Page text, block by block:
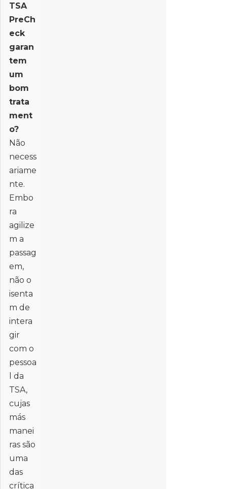
TSA
PreCh
eck
garan
tem
um
bom
trata
ment
o?
Não
necess
ariame
nte.
Embo
ra
agilize
m a
passag
em,
não o
isenta
m de
intera
gir
com o
pessoa
l da
TSA,
cujas
más
manei
ras são
uma
das
crítica